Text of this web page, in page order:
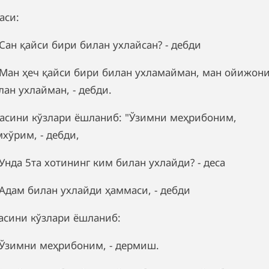
қайси бири билан ухлайсан? - дебди
ҳеч қайси бири билан ухламайман, ман
ухлайман, - дебди.
кўзлари ёшланиб: "Ўзимни меҳрибоним,
- дебди,
5та хотининг ким билан ухлайди? - деса
билан ухлайди ҳаммаси, - дебди
кўзлари ёшланиб:
меҳрибоним, - дермиш.